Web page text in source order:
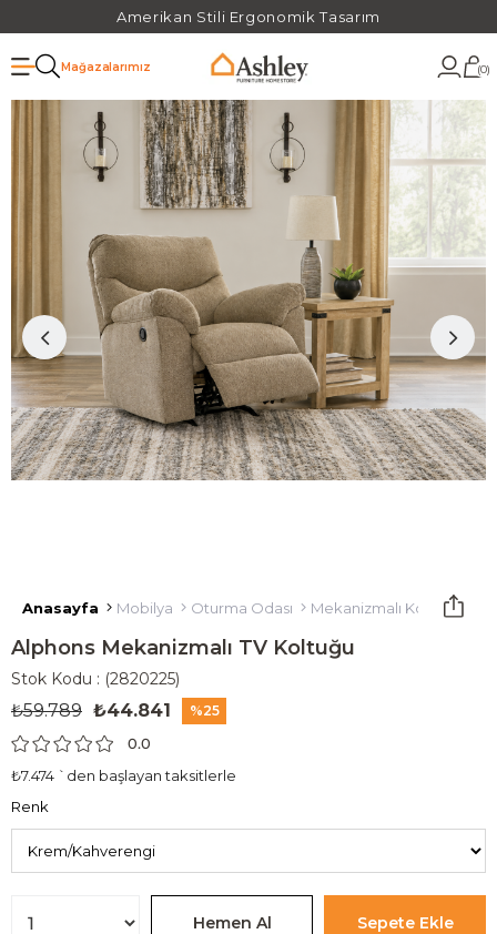
Amerikan Stili Ergonomik Tasarım
Mağazalarımız 0
Anasayfa Mobilya Oturma Odası Mekanizmalı Koltuklar
Alphons Mekanizmalı TV Koltuğu
Stok Kodu (2820225)
₺59.789 ₺44.841 25
0.0
₺7.474 `den başlayan taksitlerle
Renk